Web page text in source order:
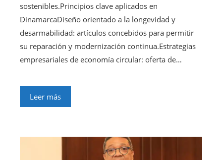
sostenibles.Principios clave aplicados en
DinamarcaDiseño orientado a la longevidad y
desarmabilidad: artículos concebidos para permitir
su reparación y modernización continua.Estrategias
empresariales de economía circular: oferta de…
Leer más